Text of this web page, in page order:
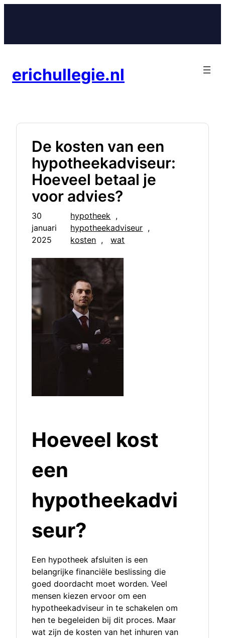
inhoud
erichullegie.nl
De kosten van een
hypotheekadviseur:
Hoeveel betaal je
voor advies?
30
januari
2025
hypotheek
hypotheekadviseur
kosten , wat
Hoeveel kost
een
hypotheekadvi
seur?
Een hypotheek afsluiten is een
belangrijke financiële beslissing die
goed doordacht moet worden. Veel
mensen kiezen ervoor om een
hypotheekadviseur in te schakelen om
hen te begeleiden bij dit proces. Maar
wat zijn de kosten van het inhuren van